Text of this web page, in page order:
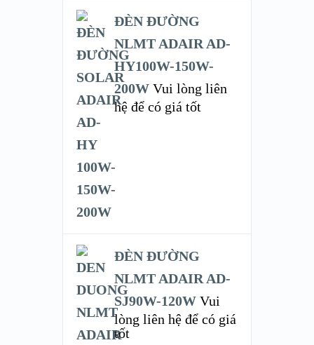
ĐÈN ĐƯỜNG
NLMT ADAIR AD-
HY100W-150W-
200W Vui lòng liên
hệ để có giá tốt
ĐÈN ĐƯỜNG
NLMT ADAIR AD-
SJ90W-120W Vui
lòng liên hệ để có giá
tốt